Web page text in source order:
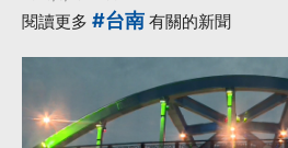
閱讀更多 #台南 有關的新聞